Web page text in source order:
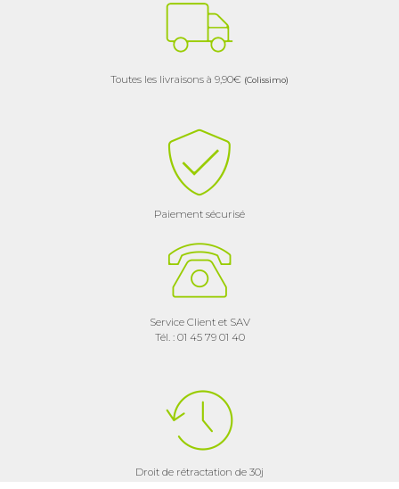
Toutes les livraisons à 9,90€ (Colissimo)
Paiement sécurisé
Service Client et SAV
Tél. : 01 45 79 01 40
Droit de rétractation de 30j